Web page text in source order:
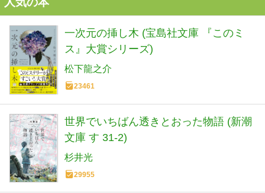
一次元の挿し木 (宝島社文庫 『このミ
ス』大賞シリーズ)
松下龍之介
23461
世界でいちばん透きとおった物語 (新潮
文庫 す 31-2)
杉井光
29955